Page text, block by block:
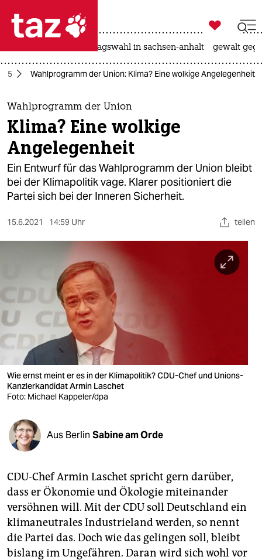
 taz zahl ich
taz zahl ich
themen
politik
öko
gesellschaft
sport
nord
wahrheit
verlag
verlag
veranstaltungen
fragen & hilfe
abo
genossenschaft
epaper login

taz zahl ich
landtagswahl in sachsen-anhalt gewalt
Wahlprogramm der Union: Klima? Eine wolkige Angelegenheit
Wahlprogramm der Union
Klima? Eine wolkige
Angelegenheit
Ein Entwurf für das Wahlprogramm der Union bleibt
bei der Klimapolitik vage. Klarer positioniert die
Partei sich bei der Inneren Sicherheit.
15.6.2021 14:59 Uhr teilen
Wie ernst meint er es in der Klimapolitik? CDU-Chef und Unions-
Kanzlerkandidat Armin Laschet
Foto: Michael Kappeler/dpa
Aus Berlin Sabine am Orde
CDU-Chef Armin Laschet spricht gern darüber,
dass er Ökonomie und Ökologie miteinander
versöhnen will. Mit der CDU soll Deutschland ein
klimaneutrales Industrieland werden, so nennt
die Partei das. Doch wie das gelingen soll, bleibt
bislang im Ungefähren. Daran wird sich wohl vor